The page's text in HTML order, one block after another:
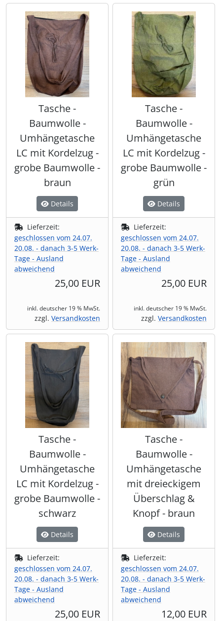
Tasche -
Baumwolle -
Umhängetasche
LC mit Kordelzug -
grobe Baumwolle -
braun
Details
Lieferzeit:
geschlossen vom 24.07.
20.08. - danach 3-5 Werk-
Tage - Ausland
abweichend
25,00 EUR
inkl. deutscher 19 % MwSt.
zzgl. Versandkosten
Tasche -
Baumwolle -
Umhängetasche
LC mit Kordelzug -
grobe Baumwolle -
grün
Details
Lieferzeit:
geschlossen vom 24.07.
20.08. - danach 3-5 Werk-
Tage - Ausland
abweichend
25,00 EUR
inkl. deutscher 19 % MwSt.
zzgl. Versandkosten
Tasche -
Baumwolle -
Umhängetasche
LC mit Kordelzug -
grobe Baumwolle -
schwarz
Details
Lieferzeit:
geschlossen vom 24.07.
20.08. - danach 3-5 Werk-
Tage - Ausland
abweichend
25,00 EUR
Tasche -
Baumwolle -
Umhängetasche
mit dreieckigem
Überschlag &
Knopf - braun
Details
Lieferzeit:
geschlossen vom 24.07.
20.08. - danach 3-5 Werk-
Tage - Ausland
abweichend
12,00 EUR